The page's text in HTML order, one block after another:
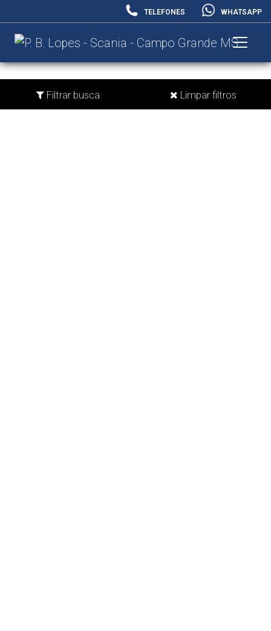
TELEFONES WHATSAPP
Filtrar busca Limpar filtros